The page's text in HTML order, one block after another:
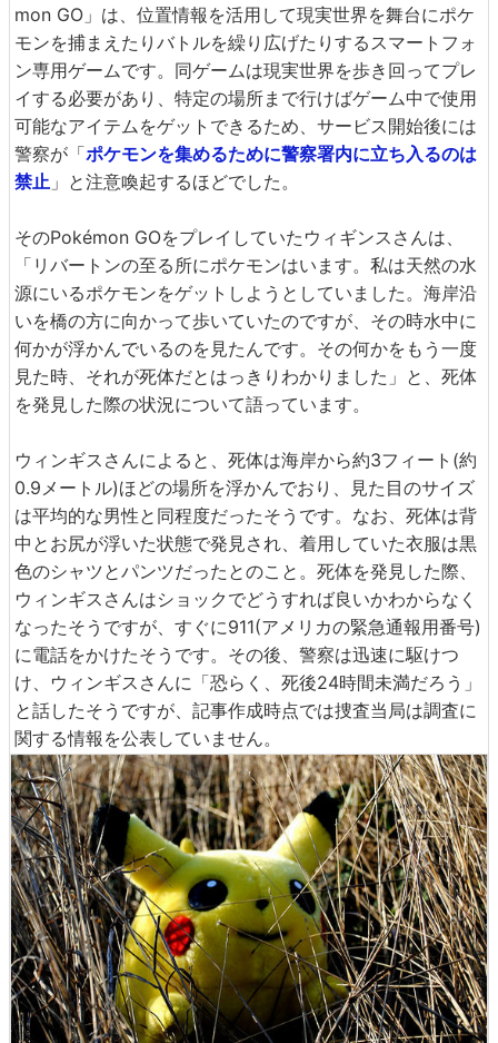
mon GO」は、位置情報を活用して現実世界を舞台にポケ
モンを捕まえたりバトルを繰り広げたりするスマートフォ
ン専用ゲームです。同ゲームは現実世界を歩き回ってプレ
イする必要があり、特定の場所まで行けばゲーム中で使用
可能なアイテムをゲットできるため、サービス開始後には
警察が「ポケモンを集めるために警察署内に立ち入るのは
禁止 」と注意喚起するほどでした。
そのPokémon GOをプレイしていたウィギンスさんは、
「リバートンの至る所にポケモンはいます。私は天然の水
源にいるポケモンをゲットしようとしていました。海岸沿
いを橋の方に向かって歩いていたのですが、その時水中に
何かが浮かんでいるのを見たんです。その何かをもう一度
見た時、それが死体だとはっきりわかりました」と、死体
を発見した際の状況について語っています。
ウィンギスさんによると、死体は海岸から約3フィート(約
0.9メートル)ほどの場所を浮かんでおり、見た目のサイズ
は平均的な男性と同程度だったそうです。なお、死体は背
中とお尻が浮いた状態で発見され、着用していた衣服は黒
色のシャツとパンツだったとのこと。死体を発見した際、
ウィンギスさんはショックでどうすれば良いかわからなく
なったそうですが、すぐに911(アメリカの緊急通報用番号)
に電話をかけたそうです。その後、警察は迅速に駆けつ
け、ウィンギスさんに「恐らく、死後24時間未満だろう」
と話したそうですが、記事作成時点では捜査当局は調査に
関する情報を公表していません。